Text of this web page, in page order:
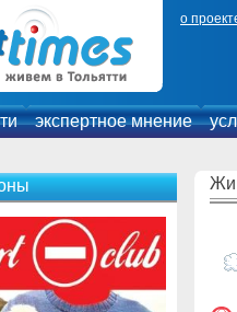
о
экспертное мнение